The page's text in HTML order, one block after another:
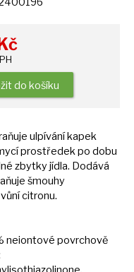
do košíku
ulpívání kapek
prostředekpo dobu
zbytky jídla. Dodává
šmouhy
vůní citronu.
neiontové povrchově